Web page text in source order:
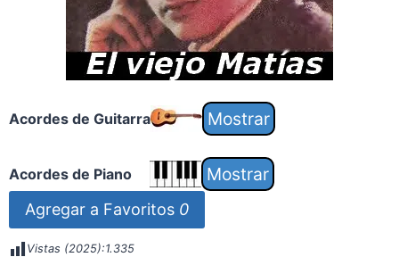
Acordes de Guitarra
Acordes de Piano
Agregar a Favoritos 0
Vistas (2025):1.335